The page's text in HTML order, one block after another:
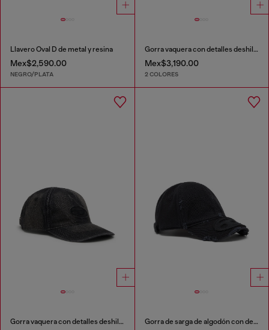
Llavero Oval D de metal y resina
Mex$2,590.00
NEGRO/PLATA
Gorra vaquera con detalles deshilachados y logotipo bordado.
Mex$3,190.00
2 COLORES
Gorra vaquera con detalles deshilachados y logotipo bordado. Gorra de sarga de algodón con detalles desgastados